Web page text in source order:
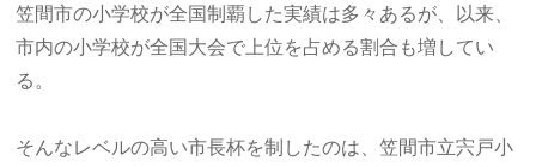
笠間市の小学校が全国制覇した実績は多々あるが、以来、
市内の小学校が全国大会で上位を占める割合も増してい
る。
そんなレベルの高い市長杯を制したのは、笠間市立宍戸小